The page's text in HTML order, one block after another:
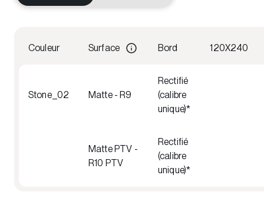
Couleur Surface Bord 120X240
Stone_02 Matte - R9
Rectifié
(calibre
unique)*
Matte PTV -
R10 PTV
Rectifié
(calibre
unique)*